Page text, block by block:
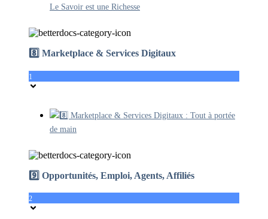
Le Savoir est une Richesse
8️⃣ Marketplace & Services Digitaux
1
8️⃣ Marketplace & Services Digitaux : Tout à portée
de main
9️⃣ Opportunités, Emploi, Agents, Affiliés
2